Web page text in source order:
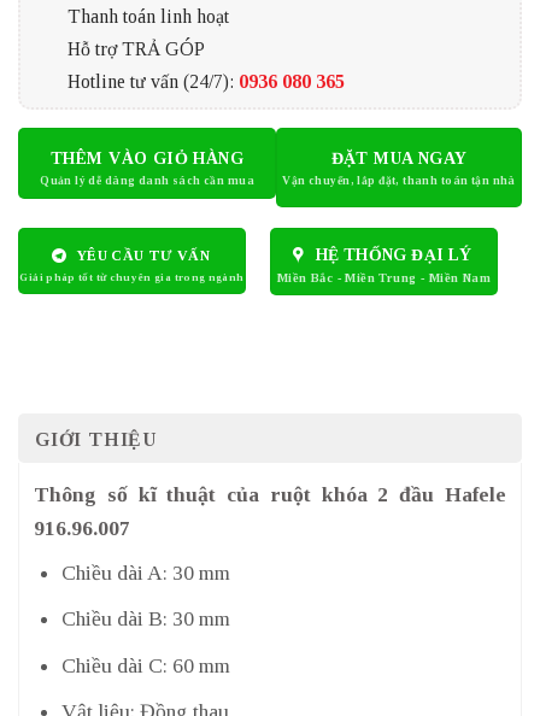
Thanh toán linh hoạt
Hỗ trợ TRẢ GÓP
Hotline tư vấn (24/7): 0936 080 365
THÊM VÀO GIỎ HÀNG ĐẶT MUA NGAY
YÊU CẦU TƯ VẤN HỆ THỐNG ĐẠI LÝ
GIỚI THIỆU
Thông số kĩ thuật của ruột khóa 2 đầu Hafele
916.96.007
Chiều dài A: 30 mm
Chiều dài B: 30 mm
Chiều dài C: 60 mm